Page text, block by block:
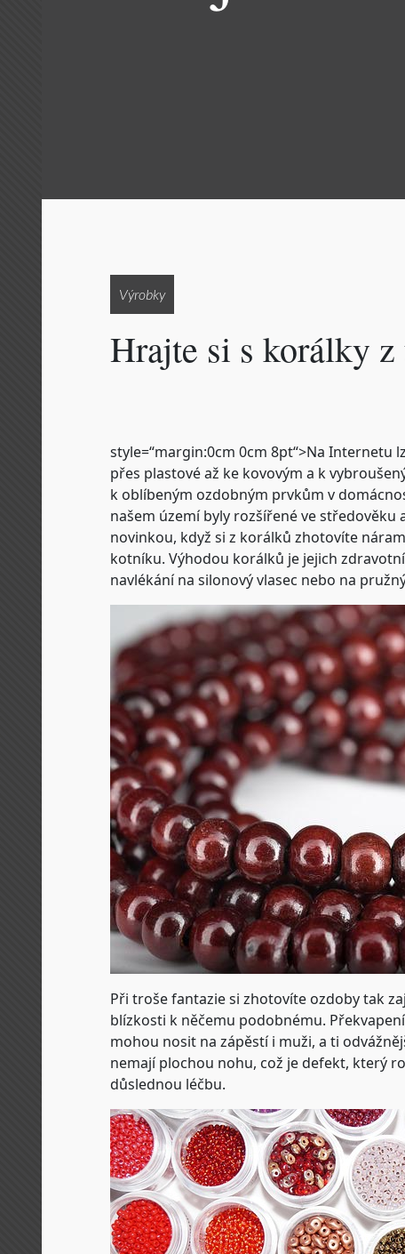
Výrobky
Hrajte si s korálky
style=“margin:0cm 0cm 8pt“>Na Internetu
přes plastové až ke kovovým a k
k oblíbeným ozdobným prvkům v
našem území byly rozšířené ve
novinkou, když si z korálků zhotovíte
kotníku. Výhodou korálků je jejich
navlékání na silonový vlasec nebo na
Při troše fantazie si zhotovíte ozdoby tak
blízkosti k něčemu podobnému.
mohou nosit na zápěstí i muži, a ti
nemají plochou nohu, což je defekt, který
důslednou léčbu.